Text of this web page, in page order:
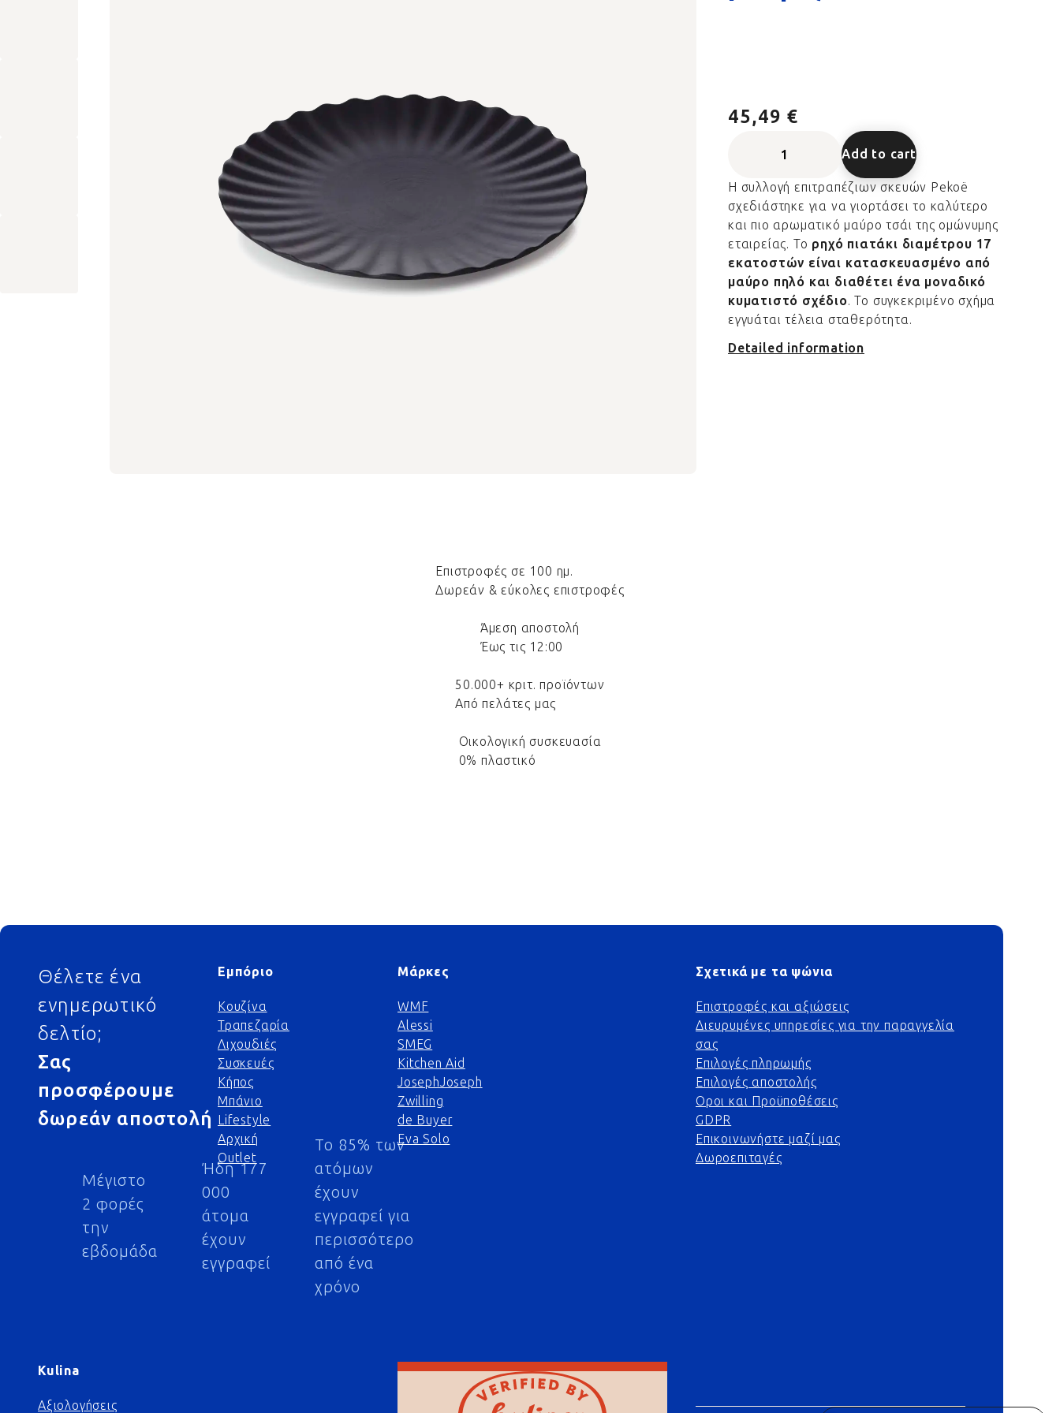
45,49 €
Add to cart
Η συλλογή επιτραπέζιων σκευών Pekoë
σχεδιάστηκε για να γιορτάσει το καλύτερο
και πιο αρωματικό μαύρο τσάι της ομώνυμης
εταιρείας. Το ρηχό πιατάκι διαμέτρου 17
εκατοστών είναι κατασκευασμένο από
μαύρο πηλό και διαθέτει ένα μοναδικό
κυματιστό σχέδιο. Το συγκεκριμένο σχήμα
εγγυάται τέλεια σταθερότητα.
Detailed information
Επιστροφές σε 100 ημ.
Δωρεάν & εύκολες επιστροφές
Άμεση αποστολή
Έως τις 12:00
50.000+ κριτ. προϊόντων
Από πελάτες μας
Οικολογική συσκευασία
0% πλαστικό
Footer
Θέλετε ένα
ενημερωτικό
δελτίο;
Σας
προσφέρουμε
δωρεάν αποστολή
Μέγιστο
2 φορές
την
εβδομάδα
Ήδη 177
000
άτομα
έχουν
εγγραφεί
Το 85% των
ατόμων
έχουν
εγγραφεί για
περισσότερο
από ένα
χρόνο
Εμπόριο
Κουζίνα
Τραπεζαρία
Λιχουδιές
Συσκευές
Κήπος
Μπάνιο
Lifestyle
Αρχική
Outlet
Μάρκες
WMF
Alessi
SMEG
Kitchen Aid
JosephJoseph
Zwilling
de Buyer
Eva Solo
Σχετικά με τα ψώνια
Επιστροφές και αξιώσεις
Διευρυμένες υπηρεσίες για την παραγγελία
σας
Επιλογές πληρωμής
Επιλογές αποστολής
Οροι και Προϋποθέσεις
GDPR
Επικοινωνήστε μαζί μας
Δωροεπιταγές
Kulina
Αξιολογήσεις